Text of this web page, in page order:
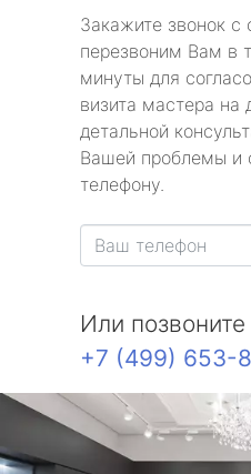
Закажите звонок с
перезвоним Вам в
минуты для
визита мастера на
детальной
Вашей проблемы и
телефону.
Или
+7 (499) 653-